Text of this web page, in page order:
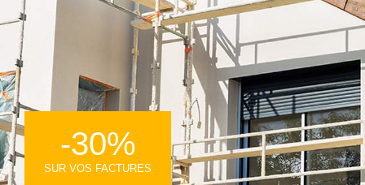
-30%
SUR VOS FACTURES